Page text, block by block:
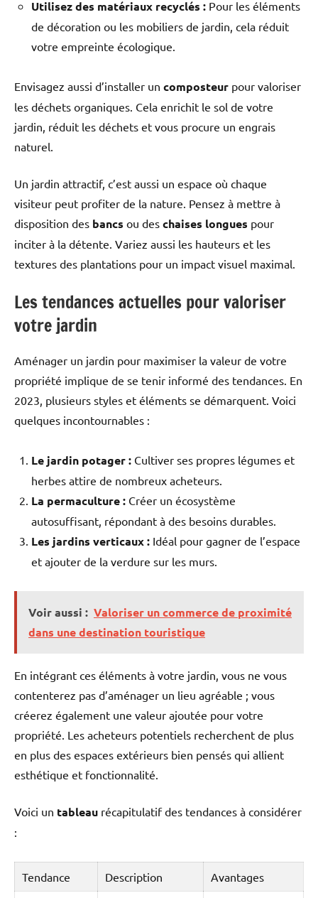
Utilisez des matériaux recyclés : Pour les éléments
de décoration ou les mobiliers de jardin, cela réduit
votre empreinte écologique.
Envisagez aussi d’installer un composteur pour valoriser
les déchets organiques. Cela enrichit le sol de votre
jardin, réduit les déchets et vous procure un engrais
naturel.
Un jardin attractif, c’est aussi un espace où chaque
visiteur peut profiter de la nature. Pensez à mettre à
disposition des bancs ou des chaises longues pour
inciter à la détente. Variez aussi les hauteurs et les
textures des plantations pour un impact visuel maximal.
Les tendances actuelles pour valoriser
votre jardin
Aménager un jardin pour maximiser la valeur de votre
propriété implique de se tenir informé des tendances. En
2023, plusieurs styles et éléments se démarquent. Voici
quelques incontournables :
Le jardin potager : Cultiver ses propres légumes et
herbes attire de nombreux acheteurs.
La permaculture : Créer un écosystème
autosuffisant, répondant à des besoins durables.
Les jardins verticaux : Idéal pour gagner de l’espace
et ajouter de la verdure sur les murs.
Voir aussi : Valoriser un commerce de proximité
dans une destination touristique
En intégrant ces éléments à votre jardin, vous ne vous
contenterez pas d’aménager un lieu agréable ; vous
créerez également une valeur ajoutée pour votre
propriété. Les acheteurs potentiels recherchent de plus
en plus des espaces extérieurs bien pensés qui allient
esthétique et fonctionnalité.
Voici un tableau récapitulatif des tendances à considérer
:
Tendance Description Avantages